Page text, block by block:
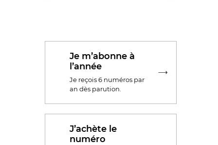
Je m’abonne à
l’année
Je reçois 6 numéros par
an dès parution.
J’achète le
numéro